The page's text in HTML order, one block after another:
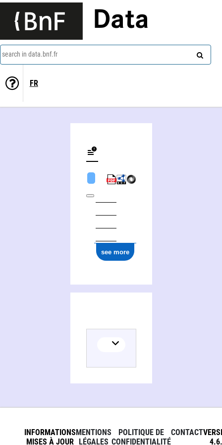
Data
search in data.bnf.fr
FR
see more
INFORMATIONS
MISES À JOUR
MENTIONS
LÉGALES
POLITIQUE DE
CONFIDENTIALITÉ
CONTACT